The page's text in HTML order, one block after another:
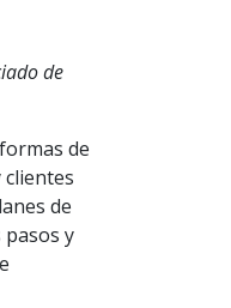
de
de
de
y